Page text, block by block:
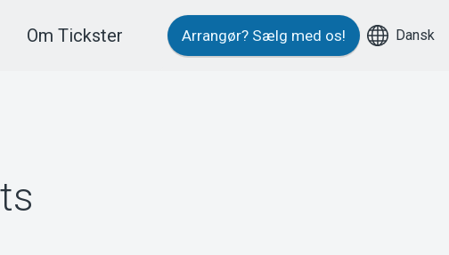
Om Tickster Arrangør? Sælg med os! Dansk